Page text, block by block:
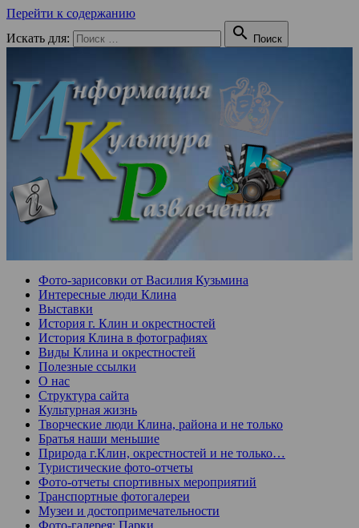
Перейти к содержанию
Искать для:
 Поиск
Фото-зарисовки от Василия Кузьмина
Интересные люди Клина
Выставки
История г. Клин и окрестностей
История Клина в фотографиях
Виды Клина и окрестностей
Полезные ссылки
О нас
Структура сайта
Культурная жизнь
Творческие люди Клина, района и не только
Братья наши меньшие
Природа г.Клин, окрестностей и не только…
Туристические фото-отчеты
Фото-отчеты спортивных мероприятий
Транспортные фотогалереи
Музеи и достопримечательности
Фото-галерея: Парки